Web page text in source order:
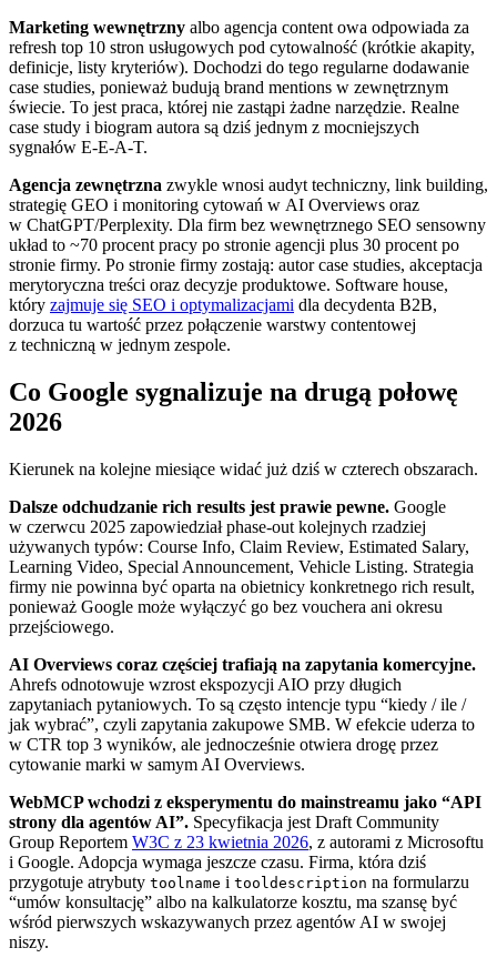
Marketing wewnętrzny albo agencja content owa odpowiada za
refresh top 10 stron usługowych pod cytowalność (krótkie akapity,
definicje, listy kryteriów). Dochodzi do tego regularne dodawanie
case studies, ponieważ budują brand mentions w zewnętrznym
świecie. To jest praca, której nie zastąpi żadne narzędzie. Realne
case study i biogram autora są dziś jednym z mocniejszych
sygnałów E-E-A-T.
Agencja zewnętrzna zwykle wnosi audyt techniczny, link building,
strategię GEO i monitoring cytowań w AI Overviews oraz
w ChatGPT/Perplexity. Dla firm bez wewnętrznego SEO sensowny
układ to ~70 procent pracy po stronie agencji plus 30 procent po
stronie firmy. Po stronie firmy zostają: autor case studies, akceptacja
merytoryczna treści oraz decyzje produktowe. Software house,
który zajmuje się SEO i optymalizacjami dla decydenta B2B,
dorzuca tu wartość przez połączenie warstwy contentowej
z techniczną w jednym zespole.
Co Google sygnalizuje na drugą połowę
2026
Kierunek na kolejne miesiące widać już dziś w czterech obszarach.
Dalsze odchudzanie rich results jest prawie pewne. Google
w czerwcu 2025 zapowiedział phase-out kolejnych rzadziej
używanych typów: Course Info, Claim Review, Estimated Salary,
Learning Video, Special Announcement, Vehicle Listing. Strategia
firmy nie powinna być oparta na obietnicy konkretnego rich result,
ponieważ Google może wyłączyć go bez vouchera ani okresu
przejściowego.
AI Overviews coraz częściej trafiają na zapytania komercyjne.
Ahrefs odnotowuje wzrost ekspozycji AIO przy długich
zapytaniach pytaniowych. To są często intencje typu “kiedy / ile /
jak wybrać”, czyli zapytania zakupowe SMB. W efekcie uderza to
w CTR top 3 wyników, ale jednocześnie otwiera drogę przez
cytowanie marki w samym AI Overviews.
WebMCP wchodzi z eksperymentu do mainstreamu jako “API
strony dla agentów AI”. Specyfikacja jest Draft Community
Group Reportem W3C z 23 kwietnia 2026, z autorami z Microsoftu
i Google. Adopcja wymaga jeszcze czasu. Firma, która dziś
przygotuje atrybuty toolname i tooldescription na formularzu
“umów konsultację” albo na kalkulatorze kosztu, ma szansę być
wśród pierwszych wskazywanych przez agentów AI w swojej
niszy.